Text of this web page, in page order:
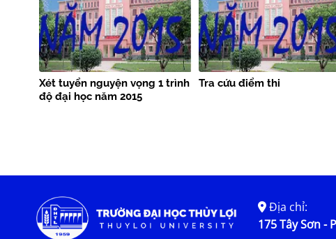
Xét tuyển nguyện vọng 1 trình
độ đại học năm 2015
Tra cứu điểm thi
Địa chỉ:
175 Tây Sơn -